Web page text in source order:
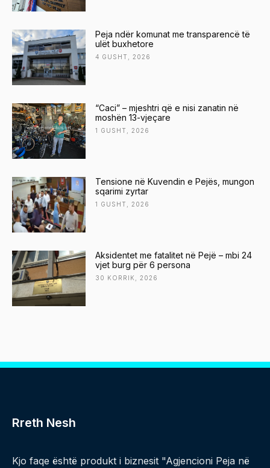
Peja ndër komunat me transparencë të
ulët buxhetore
4 GUSHT, 2026
“Caci” – mjeshtri që e nisi zanatin në
moshën 13-vjeçare
1 GUSHT, 2026
Tensione në Kuvendin e Pejës, mungon
sqarimi zyrtar
1 GUSHT, 2026
Aksidentet me fatalitet në Pejë – mbi 24
vjet burg për 6 persona
30 KORRIK, 2026
Rreth Nesh
Kjo faqe është produkt i biznesit "Agjencioni Peja në